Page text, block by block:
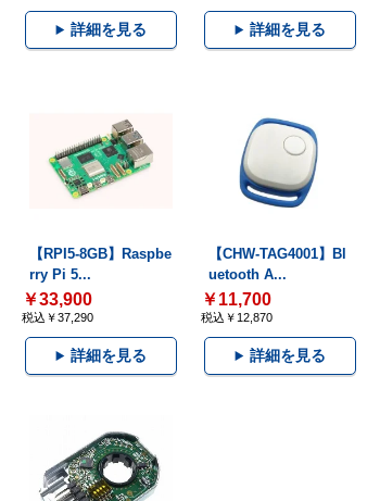
詳細を見る 詳細を見る
【RPI5-8GB】Raspbe
rry Pi 5...
￥33,900
税込￥37,290
詳細を見る
【CHW-TAG4001】Bl
uetooth A...
￥11,700
税込￥12,870
詳細を見る